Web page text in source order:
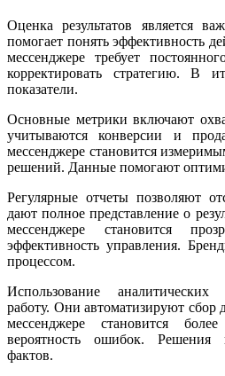
Оценка результатов является
помогает понять эффективность
мессенджере требует
корректировать стратегию. В
показатели.
Основные метрики включают
учитываются конверсии и
мессенджере становится
решений. Данные помогают
Регулярные отчеты позволяют
дают полное представление о
мессенджере становится
эффективность управления.
процессом.
Использование
работу. Они автоматизируют
мессенджере становится
вероятность ошибок.
фактов.